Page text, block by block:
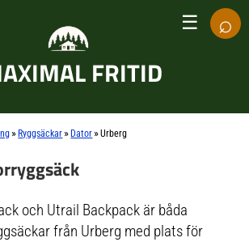
FRITID
☰ ⌕
» Ryggsäckar » Dator »Urberg
och Utrail Backpack är båda
från Urberg med plats för